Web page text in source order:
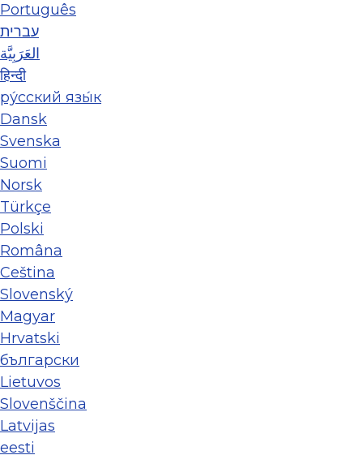
Português
עברית
العَرَبِيَّة
हिन्दी
ру́сский язы́к
Dansk
Svenska
Suomi
Norsk
Türkçe
Polski
Româna
Ceština
Slovenský
Magyar
Hrvatski
български
Lietuvos
Slovenščina
Latvijas
eesti